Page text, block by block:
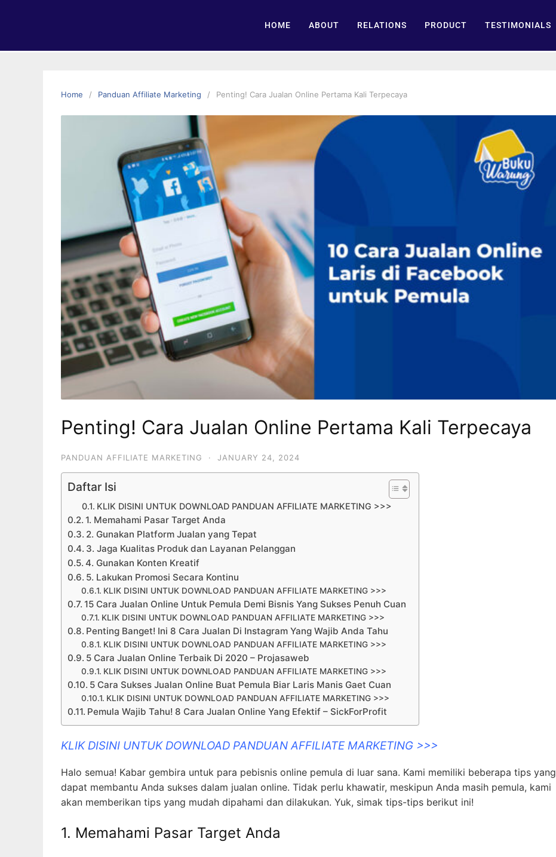
HOME ABOUT RELATIONS PRODUCT TESTIMONIALS
Home Panduan Affiliate Marketing Penting! Cara Jualan Online Pertama Kali Terpecaya
Penting! Cara Jualan Online Pertama Kali Terpecaya
PANDUAN AFFILIATE MARKETING · JANUARY 24, 2024
Daftar Isi
KLIK DISINI UNTUK DOWNLOAD PANDUAN AFFILIATE MARKETING >>>
1. Memahami Pasar Target Anda
2. Gunakan Platform Jualan yang Tepat
3. Jaga Kualitas Produk dan Layanan Pelanggan
4. Gunakan Konten Kreatif
5. Lakukan Promosi Secara Kontinu
KLIK DISINI UNTUK DOWNLOAD PANDUAN AFFILIATE MARKETING >>>
15 Cara Jualan Online Untuk Pemula Demi Bisnis Yang Sukses Penuh Cuan
KLIK DISINI UNTUK DOWNLOAD PANDUAN AFFILIATE MARKETING >>>
Penting Banget! Ini 8 Cara Jualan Di Instagram Yang Wajib Anda Tahu
KLIK DISINI UNTUK DOWNLOAD PANDUAN AFFILIATE MARKETING >>>
5 Cara Jualan Online Terbaik Di 2020 – Projasaweb
KLIK DISINI UNTUK DOWNLOAD PANDUAN AFFILIATE MARKETING >>>
5 Cara Sukses Jualan Online Buat Pemula Biar Laris Manis Gaet Cuan
KLIK DISINI UNTUK DOWNLOAD PANDUAN AFFILIATE MARKETING >>>
Pemula Wajib Tahu! 8 Cara Jualan Online Yang Efektif – SickForProfit
KLIK DISINI UNTUK DOWNLOAD PANDUAN AFFILIATE MARKETING >>>
Halo semua! Kabar gembira untuk para pebisnis online pemula di luar sana. Kami memiliki beberapa tips yang
dapat membantu Anda sukses dalam jualan online. Tidak perlu khawatir, meskipun Anda masih pemula, kami
akan memberikan tips yang mudah dipahami dan dilakukan. Yuk, simak tips-tips berikut ini!
1. Memahami Pasar Target Anda